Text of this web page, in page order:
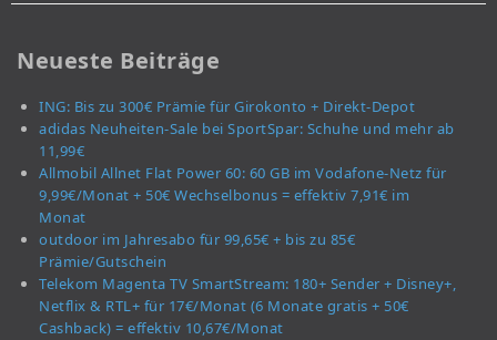
Neueste Beiträge
ING: Bis zu 300€ Prämie für Girokonto + Direkt-Depot
adidas Neuheiten-Sale bei SportSpar: Schuhe und mehr ab
11,99€
Allmobil Allnet Flat Power 60: 60 GB im Vodafone-Netz für
9,99€/Monat + 50€ Wechselbonus = effektiv 7,91€ im
Monat
outdoor im Jahresabo für 99,65€ + bis zu 85€
Prämie/Gutschein
Telekom Magenta TV SmartStream: 180+ Sender + Disney+,
Netflix & RTL+ für 17€/Monat (6 Monate gratis + 50€
Cashback) = effektiv 10,67€/Monat